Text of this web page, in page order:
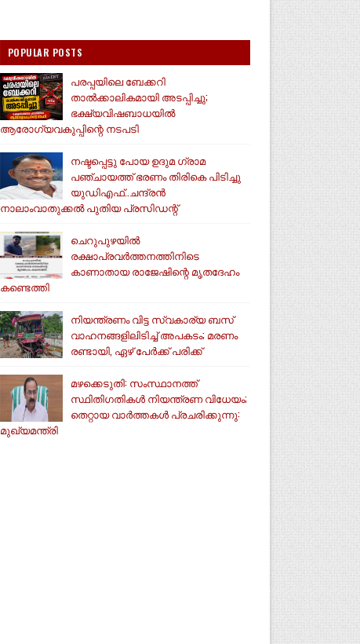
POPULAR POSTS
പരപ്പയിലെ ബേക്കറി
താൽക്കാലികമായി അടപ്പിച്ചു;
ഭക്ഷ്യവിഷബാധയിൽ
ആരോഗ്യവകുപ്പിന്റെ നടപടി
നഷ്ടപ്പെട്ടു പോയ ഉദുമ ഗ്രാമ
പഞ്ചായത്ത് ഭരണം തിരികെ പിടിച്ചു
യുഡിഎഫ്..ചന്ദ്രൻ
നാലാംവാതുക്കൽ പുതിയ പ്രസിഡന്റ്
ചെറുപുഴയിൽ
രക്ഷാപ്രവർത്തനത്തിനിടെ
കാണാതായ രാജേഷിന്റെ മൃതദേഹം
കണ്ടെത്തി
നിയന്ത്രണം വിട്ട സ്വകാര്യ ബസ്
വാഹനങ്ങളിലിടിച്ച് അപകടം; മരണം
രണ്ടായി, ഏഴ് പേർക്ക് പരിക്ക്
മഴക്കെടുതി: സംസ്ഥാനത്ത്
സ്ഥിതിഗതികള്‍ നിയന്ത്രണ വിധേയം;
തെറ്റായ വാര്‍ത്തകള്‍ പ്രചരിക്കുന്നു:
മുഖ്യമന്ത്രി